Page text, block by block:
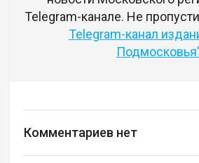
Telegram-канале. Не
Telegram-канал
Комментариев нет